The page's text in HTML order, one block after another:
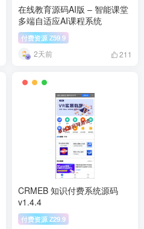
在线教育源码AI版 – 智能课堂
多端自适应AI课程系统
付费资源 Z59.9
2天前 211
CRMEB 知识付费系统源码
v1.4.4
付费资源 Z29.9